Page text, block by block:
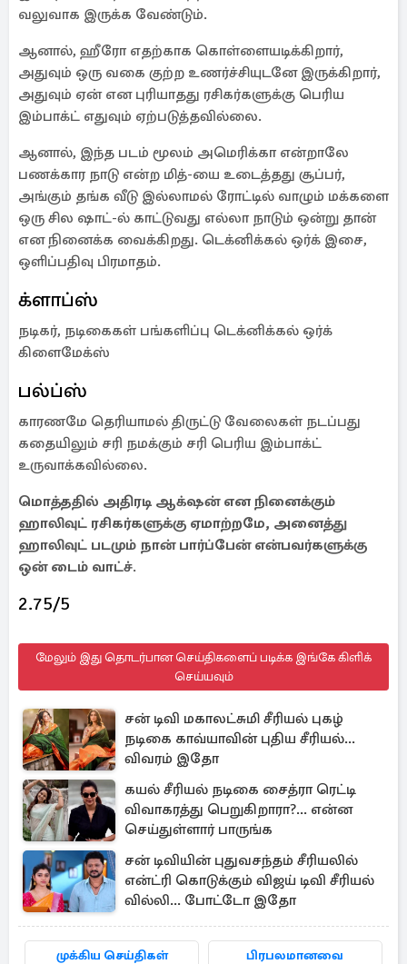
வலுவாக இருக்க வேண்டும்.
ஆனால், ஹீரோ எதற்காக கொள்ளையடிக்கிறார்,
அதுவும் ஒரு வகை குற்ற உணர்ச்சியுடனே இருக்கிறார்,
அதுவும் ஏன் என புரியாதது ரசிகர்களுக்கு பெரிய
இம்பாக்ட் எதுவும் ஏற்படுத்தவில்லை.
ஆனால், இந்த படம் மூலம் அமெரிக்கா என்றாலே
பணக்கார நாடு என்ற மித்-யை உடைத்தது சூப்பர்,
அங்கும் தங்க வீடு இல்லாமல் ரோட்டில் வாழும் மக்களை
ஒரு சில ஷாட்-ல் காட்டுவது எல்லா நாடும் ஒன்று தான்
என நினைக்க வைக்கிறது. டெக்னிக்கல் ஒர்க் இசை,
ஒளிப்பதிவு பிரமாதம்.
க்ளாப்ஸ்
நடிகர், நடிகைகள் பங்களிப்பு டெக்னிக்கல் ஒர்க்
கிளைமேக்ஸ்
பல்ப்ஸ்
காரணமே தெரியாமல் திருட்டு வேலைகள் நடப்பது
கதையிலும் சரி நமக்கும் சரி பெரிய இம்பாக்ட்
உருவாக்கவில்லை.
மொத்ததில் அதிரடி ஆக்‌ஷன் என நினைக்கும்
ஹாலிவுட் ரசிகர்களுக்கு ஏமாற்றமே, அனைத்து
ஹாலிவுட் படமும் நான் பார்ப்பேன் என்பவர்களுக்கு
ஒன் டைம் வாட்ச்.
2.75/5
மேலும் இது தொடர்பான செய்திகளைப் படிக்க இங்கே கிளிக்
செய்யவும்
சன் டிவி மகாலட்சுமி சீரியல் புகழ்
நடிகை காவ்யாவின் புதிய சீரியல்...
விவரம் இதோ
கயல் சீரியல் நடிகை சைத்ரா ரெட்டி
விவாகரத்து பெறுகிறாரா?... என்ன
செய்துள்ளார் பாருங்க
சன் டிவியின் புதுவசந்தம் சீரியலில்
என்ட்ரி கொடுக்கும் விஜய் டிவி சீரியல்
வில்லி... போட்டோ இதோ
முக்கிய செய்திகள் பிரபலமானவை